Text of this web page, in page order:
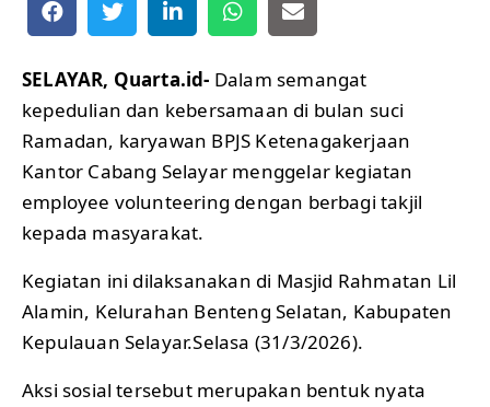
SELAYAR, Quarta.id- Dalam semangat
kepedulian dan kebersamaan di bulan suci
Ramadan, karyawan BPJS Ketenagakerjaan
Kantor Cabang Selayar menggelar kegiatan
employee volunteering dengan berbagi takjil
kepada masyarakat.
Kegiatan ini dilaksanakan di Masjid Rahmatan Lil
Alamin, Kelurahan Benteng Selatan, Kabupaten
Kepulauan Selayar.Selasa (31/3/2026).
Aksi sosial tersebut merupakan bentuk nyata